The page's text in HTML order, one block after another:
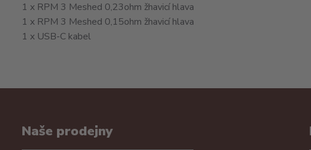
1 x RPM 3 Meshed 0,23ohm žhavicí hlava
1 x RPM 3 Meshed 0,15ohm žhavicí hlava
1 x USB-C kabel
Naše prodejny